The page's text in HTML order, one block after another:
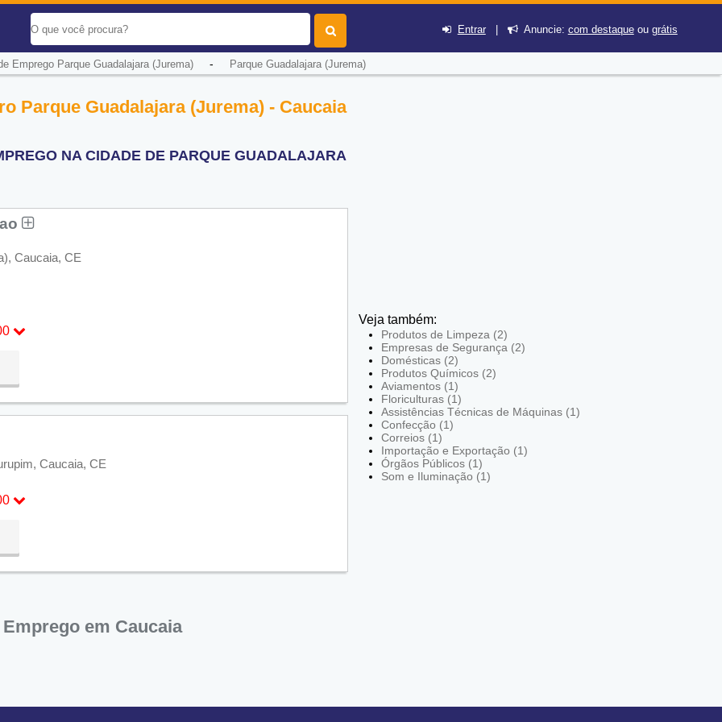
Entrar| Anuncie: com destaqueou grátis
Emprego Parque Guadalajara (Jurema)- Parque Guadalajara (Jurema)
Parque Guadalajara (Jurema) - Caucaia
NA CIDADE DE PARQUE GUADALAJARA
Caucaia, CE
Caucaia, CE
em Caucaia
Veja também:
Produtos de Limpeza (2)
Empresas de Segurança (2)
Domésticas (2)
Produtos Químicos (2)
Aviamentos (1)
Floriculturas (1)
Assistências Técnicas de Máquinas (1)
Confecção (1)
Correios (1)
Importação e Exportação (1)
Órgãos Públicos (1)
Som e Iluminação (1)